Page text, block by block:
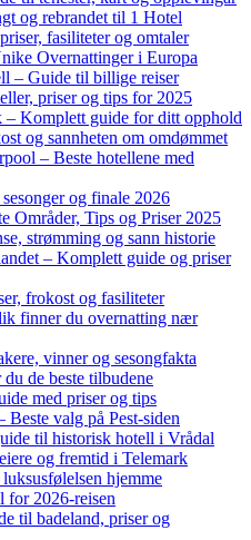
og rebrandet til 1 Hotel
fasiliteter og omtaler
Overnattinger i Europa
– Guide til billige reiser
priser og tips for 2025
Komplett guide for ditt opphold
og sannheten om omdømmet
– Beste hotellene med
og finale 2026
Områder, Tips og Priser 2025
strømming og sann historie
– Komplett guide og priser
frokost og fasiliteter
finner du overnatting nær
vinner og sesongfakta
de beste tilbudene
med priser og tips
valg på Pest-siden
til historisk hotell i Vrådal
og fremtid i Telemark
hjemme
for 2026-reisen
til badeland, priser og